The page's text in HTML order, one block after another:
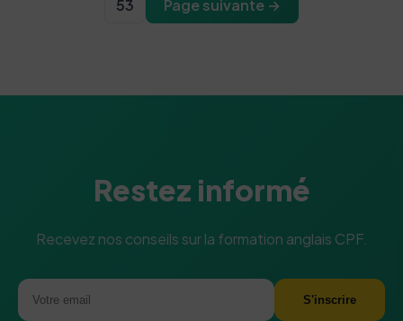
53
Page suivante →
Restez informé
Recevez nos conseils sur la formation anglais CPF.
S'inscrire